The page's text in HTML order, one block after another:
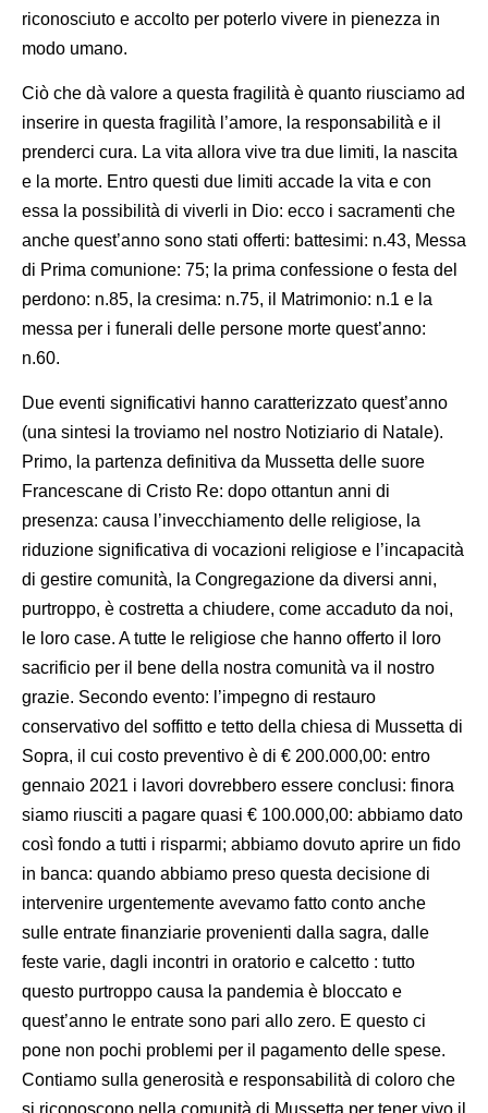
riconosciuto e accolto per poterlo vivere in pienezza in
modo umano.
Ciò che dà valore a questa fragilità è quanto riusciamo ad
inserire in questa fragilità l’amore, la responsabilità e il
prenderci cura. La vita allora vive tra due limiti, la nascita
e la morte. Entro questi due limiti accade la vita e con
essa la possibilità di viverli in Dio: ecco i sacramenti che
anche quest’anno sono stati offerti: battesimi: n.43, Messa
di Prima comunione: 75; la prima confessione o festa del
perdono: n.85, la cresima: n.75, il Matrimonio: n.1 e la
messa per i funerali delle persone morte quest’anno:
n.60.
Due eventi significativi hanno caratterizzato quest’anno
(una sintesi la troviamo nel nostro Notiziario di Natale).
Primo, la partenza definitiva da Mussetta delle suore
Francescane di Cristo Re: dopo ottantun anni di
presenza: causa l’invecchiamento delle religiose, la
riduzione significativa di vocazioni religiose e l’incapacità
di gestire comunità, la Congregazione da diversi anni,
purtroppo, è costretta a chiudere, come accaduto da noi,
le loro case. A tutte le religiose che hanno offerto il loro
sacrificio per il bene della nostra comunità va il nostro
grazie. Secondo evento: l’impegno di restauro
conservativo del soffitto e tetto della chiesa di Mussetta di
Sopra, il cui costo preventivo è di € 200.000,00: entro
gennaio 2021 i lavori dovrebbero essere conclusi: finora
siamo riusciti a pagare quasi € 100.000,00: abbiamo dato
così fondo a tutti i risparmi; abbiamo dovuto aprire un fido
in banca: quando abbiamo preso questa decisione di
intervenire urgentemente avevamo fatto conto anche
sulle entrate finanziarie provenienti dalla sagra, dalle
feste varie, dagli incontri in oratorio e calcetto : tutto
questo purtroppo causa la pandemia è bloccato e
quest’anno le entrate sono pari allo zero. E questo ci
pone non pochi problemi per il pagamento delle spese.
Contiamo sulla generosità e responsabilità di coloro che